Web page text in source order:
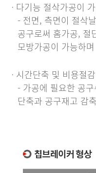
ㆍ다기능 절삭가공이
- 전면, 측면이 절삭
공구로써 홈가공, 절
모방가공이 가능하
ㆍ시간단축 및 비용절
- 가공에 필요한 공
단축과 공구재고 감